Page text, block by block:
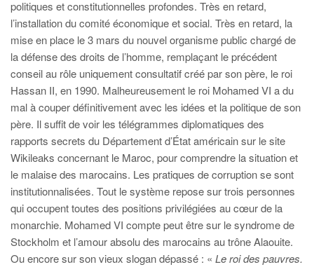
politiques et constitutionnelles profondes. Très en retard,
l’installation du comité économique et social. Très en retard, la
mise en place le 3 mars du nouvel organisme public chargé de
la défense des droits de l’homme, remplaçant le précédent
conseil au rôle uniquement consultatif créé par son père, le roi
Hassan II, en 1990. Malheureusement le roi Mohamed VI a du
mal à couper définitivement avec les idées et la politique de son
père. Il suffit de voir les télégrammes diplomatiques des
rapports secrets du Département d’État américain sur le site
Wikileaks concernant le Maroc, pour comprendre la situation et
le malaise des marocains. Les pratiques de corruption se sont
institutionnalisées. Tout le système repose sur trois personnes
qui occupent toutes des positions privilégiées au cœur de la
monarchie. Mohamed VI compte peut être sur le syndrome de
Stockholm et l’amour absolu des marocains au trône Alaouite.
Ou encore sur son vieux slogan dépassé : « Le roi des pauvres.